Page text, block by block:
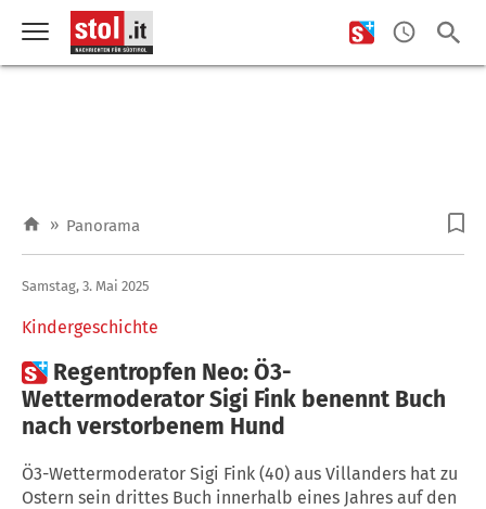
» Panorama
Kindergeschichte
Samstag, 3. Mai 2025
 Regentropfen Neo: Ö3-
Wettermoderator Sigi Fink benennt Buch
nach verstorbenem Hund
Ö3-Wettermoderator Sigi Fink (40) aus Villanders hat zu
Ostern sein drittes Buch innerhalb eines Jahres auf den